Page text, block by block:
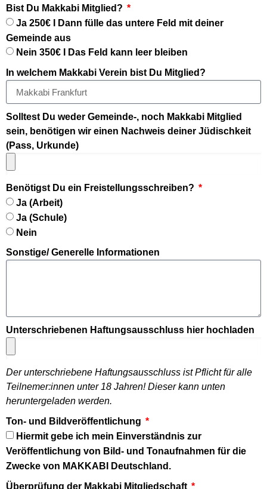
Bist Du Makkabi Mitglied?
Ja 250€ I Dann fülle das untere Feld mit deiner
Gemeinde aus
Nein 350€ I Das Feld kann leer bleiben
In welchem Makkabi Verein bist Du Mitglied?
Solltest Du weder Gemeinde-, noch Makkabi Mitglied
sein, benötigen wir einen Nachweis deiner Jüdischkeit
(Pass, Urkunde)
Benötigst Du ein Freistellungsschreiben?
Ja (Arbeit)
Ja (Schule)
Nein
Sonstige/ Generelle Informationen
Unterschriebenen Haftungsausschluss hier hochladen
Der unterschriebene Haftungsausschluss ist Pflicht für alle
Teilnemer:innen unter 18 Jahren! Dieser kann unten
heruntergeladen werden.
Ton- und Bildveröffentlichung
Hiermit gebe ich mein Einverständnis zur
Veröffentlichung von Bild- und Tonaufnahmen für die
Zwecke von MAKKABI Deutschland.
Überprüfung der Makkabi Mitgliedschaft